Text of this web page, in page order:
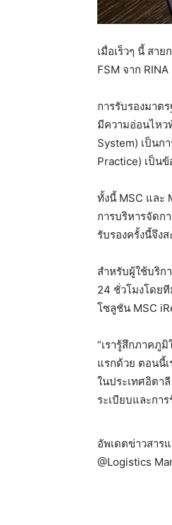
เมื่อเร็วๆ นี้ สาย
FSM จาก
การรับรองมาต
มีความอ่อนไหว
System) เป็นก
Practice) เป็น
ทั้งนี้ MSC และ
การบริหารจัดก
รับรองครั้งนี้จึง
สำหรับผู้ใช้บริก
24 ชั่วโมงโดย
โซลูชัน MSC
“เรารู้สึกภาคภู
แรกด้วย ตอนนี้เ
ในประเทศอิตา
ระเบียบและกา
อัพเดตข่าวสาร
@Logistics